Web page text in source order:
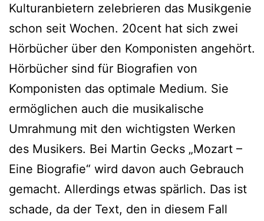
Kulturanbietern zelebrieren das Musikgenie
schon seit Wochen. 20cent hat sich zwei
Hörbücher über den Komponisten angehört.
Hörbücher sind für Biografien von
Komponisten das optimale Medium. Sie
ermöglichen auch die musikalische
Umrahmung mit den wichtigsten Werken
des Musikers. Bei Martin Gecks „Mozart –
Eine Biografie“ wird davon auch Gebrauch
gemacht. Allerdings etwas spärlich. Das ist
schade, da der Text, den in diesem Fall